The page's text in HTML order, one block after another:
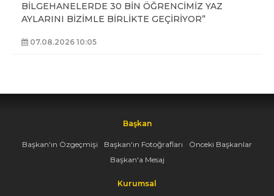
BİLGEHANELERDE 30 BİN ÖĞRENCİMİZ YAZ
AYLARINI BİZİMLE BİRLİKTE GEÇİRİYOR”
07.08.2026 10:05
Başkan
Başkan'ın Özgeçmişi Başkan'ın Fotoğrafları
Önceki Başkanlar
Başkan'a Mesaj
Kurumsal